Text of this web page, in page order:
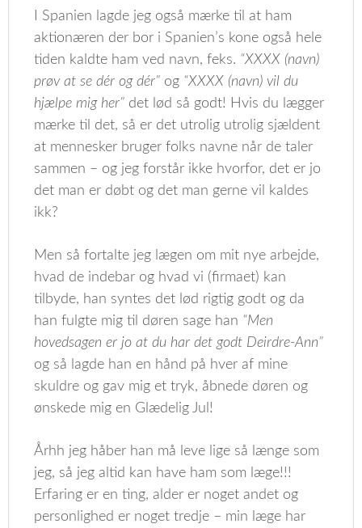
I Spanien lagde jeg også mærke til at ham
aktionæren der bor i Spanien’s kone også hele
tiden kaldte ham ved navn, feks. “XXXX (navn)
prøv at se dér og dér” og “XXXX (navn) vil du
hjælpe mig her” det lød så godt! Hvis du lægger
mærke til det, så er det utrolig utrolig sjældent
at mennesker bruger folks navne når de taler
sammen – og jeg forstår ikke hvorfor, det er jo
det man er døbt og det man gerne vil kaldes
ikk?
Men så fortalte jeg lægen om mit nye arbejde,
hvad de indebar og hvad vi (firmaet) kan
tilbyde, han syntes det lød rigtig godt og da
han fulgte mig til døren sage han “Men
hovedsagen er jo at du har det godt Deirdre-Ann”
og så lagde han en hånd på hver af mine
skuldre og gav mig et tryk, åbnede døren og
ønskede mig en Glædelig Jul!
Århh jeg håber han må leve lige så længe som
jeg, så jeg altid kan have ham som læge!!!
Erfaring er en ting, alder er noget andet og
personlighed er noget tredje – min læge har